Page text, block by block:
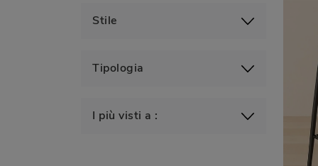
Stile
Tipologia
I più visti a :